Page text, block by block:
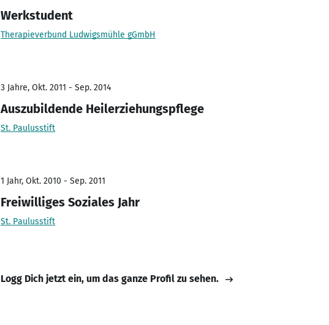
Werkstudent
Therapieverbund Ludwigsmühle gGmbH
3 Jahre, Okt. 2011 - Sep. 2014
Auszubildende Heilerziehungspflege
St. Paulusstift
1 Jahr, Okt. 2010 - Sep. 2011
Freiwilliges Soziales Jahr
St. Paulusstift
Logg Dich jetzt ein, um das ganze Profil zu sehen.